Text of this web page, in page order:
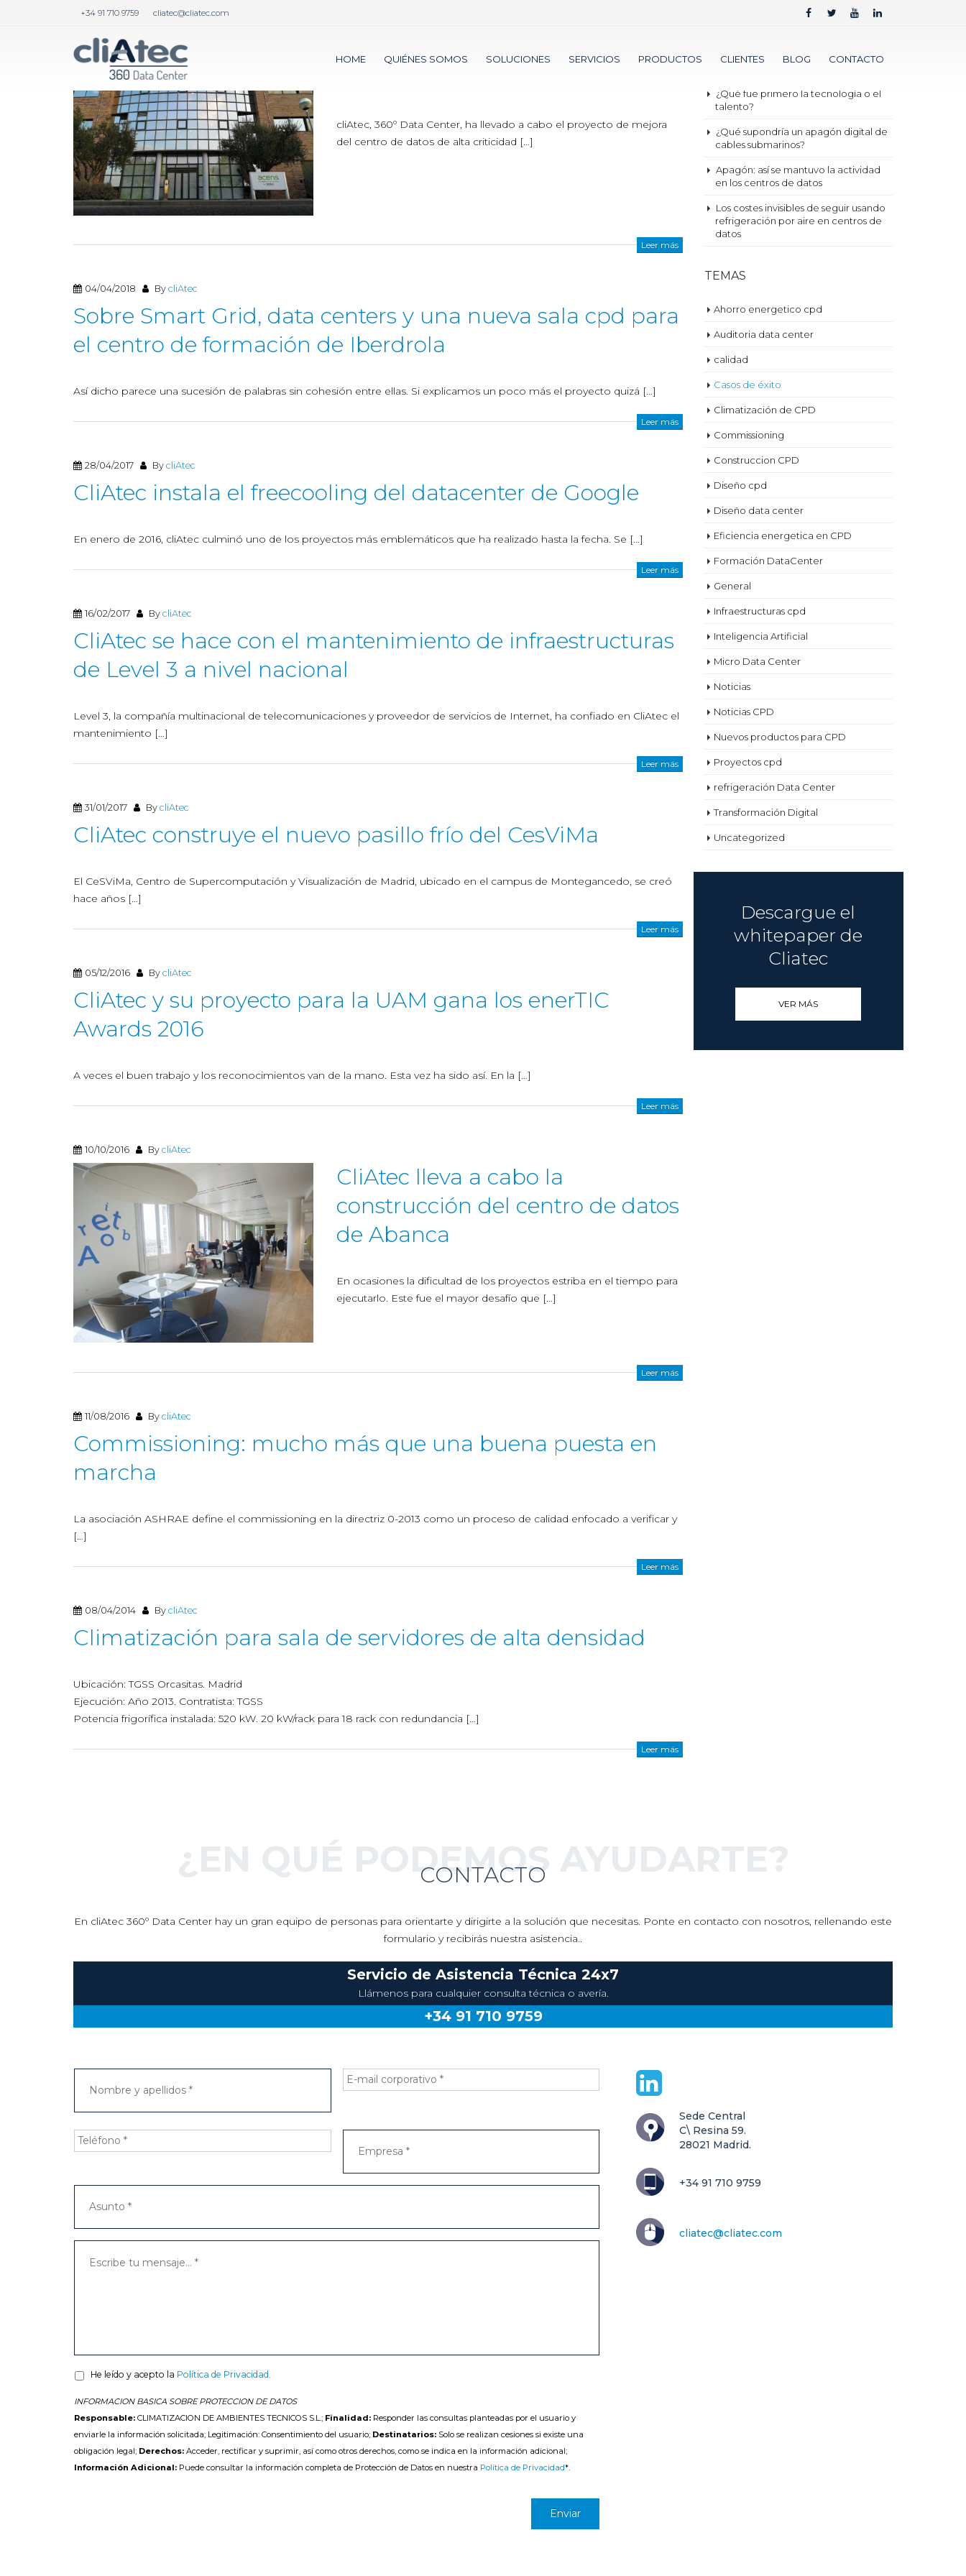
+34 91 710 9759 cliatec@cliatec.com
HOME QUIÉNES SOMOS SOLUCIONES SERVICIOS PRODUCTOS CLIENTES BLOG CONTACTO
cliAtec ejecuta las obras del CPD
cliAtec, 360º Data Center, ha llevado a cabo el proyecto de mejora
del centro de datos de alta criticidad […]
Leer más
04/04/2018 BycliAtec
Sobre Smart Grid, data centers y una nueva sala cpd para
el centro de formación de Iberdrola
Así dicho parece una sucesión de palabras sin cohesión entre ellas. Si explicamos un poco más el proyecto quizá […]
Leer más
28/04/2017 BycliAtec
CliAtec instala el freecooling del datacenter de Google
En enero de 2016, cliAtec culminó uno de los proyectos más emblemáticos que ha realizado hasta la fecha. Se […]
Leer más
16/02/2017 BycliAtec
CliAtec se hace con el mantenimiento de infraestructuras
de Level 3 a nivel nacional
Level 3, la compañía multinacional de telecomunicaciones y proveedor de servicios de Internet, ha confiado en CliAtec el
mantenimiento […]
Leer más
31/01/2017 BycliAtec
CliAtec construye el nuevo pasillo frío del CesViMa
El CeSViMa, Centro de Supercomputación y Visualización de Madrid, ubicado en el campus de Montegancedo, se creó
hace años […]
Leer más
05/12/2016 BycliAtec
CliAtec y su proyecto para la UAM gana los enerTIC
Awards 2016
A veces el buen trabajo y los reconocimientos van de la mano. Esta vez ha sido así. En la […]
Leer más
10/10/2016 BycliAtec
CliAtec lleva a cabo la
construcción del centro de datos
de Abanca
En ocasiones la dificultad de los proyectos estriba en el tiempo para
ejecutarlo. Este fue el mayor desafío que […]
Leer más
11/08/2016 BycliAtec
Commissioning: mucho más que una buena puesta en
marcha
La asociación ASHRAE define el commissioning en la directriz 0-2013 como un proceso de calidad enfocado a verificar y
[…]
Leer más
08/04/2014 BycliAtec
Climatización para sala de servidores de alta densidad
Ubicación: TGSS Orcasitas. Madrid
Ejecución: Año 2013. Contratista: TGSS
Potencia frigorífica instalada: 520 kW. 20 kW/rack para 18 rack con redundancia […]
Leer más
ENTRADAS RECIENTES
Nueva métrica para 2030 ¿Sustituirá
¿Qué fue primero la tecnología o el
talento?
¿Qué supondría un apagón digital de
cables submarinos?
Apagón: así se mantuvo la actividad
en los centros de datos
Los costes invisibles de seguir usando
refrigeración por aire en centros de
datos
TEMAS
Ahorro energetico cpd
Auditoria data center
calidad
Casos de éxito
Climatización de CPD
Commissioning
Construccion CPD
Diseño cpd
Diseño data center
Eficiencia energetica en CPD
Formación DataCenter
General
Infraestructuras cpd
Inteligencia Artificial
Micro Data Center
Noticias
Noticias CPD
Nuevos productos para CPD
Proyectos cpd
refrigeración Data Center
Transformación Digital
Uncategorized
Descargue el
whitepaper de
Cliatec
VER MÁS
¿EN QUÉ PODEMOS AYUDARTE?
CONTACTO
En cliAtec 360º Data Center hay un gran equipo de personas para orientarte y dirigirte a la solución que necesitas. Ponte en contacto con nosotros, rellenando este
formulario y recibirás nuestra asistencia..
Servicio de Asistencia Técnica 24x7
Llámenos para cualquier consulta técnica o avería.
+34 91 710 9759
He leído y acepto la Política de Privacidad.
INFORMACION BASICA SOBRE PROTECCION DE DATOS
Responsable: CLIMATIZACION DE AMBIENTES TECNICOS S.L.; Finalidad: Responder las consultas planteadas por el usuario y
enviarle la información solicitada; Legitimación: Consentimiento del usuario; Destinatarios: Solo se realizan cesiones si existe una
obligación legal; Derechos: Acceder, rectificar y suprimir, así como otros derechos, como se indica en la información adicional;
Información Adicional: Puede consultar la información completa de Protección de Datos en nuestra Política de Privacidad*.
Sede Central
C\ Resina 59.
28021 Madrid.
+34 91 710 9759
cliatec@cliatec.com